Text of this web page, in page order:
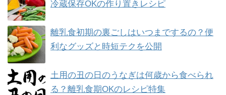
冷蔵保存OKの作り置きレシピ
離乳食初期の裏ごしはいつまでするの？便
利なグッズと時短テクを公開
土用の丑の日のうなぎは何歳から食べられ
る？離乳食期OKのレシピ特集